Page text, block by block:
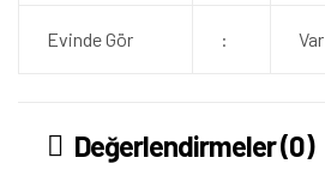
Evinde Gör : Var
Değerlendirmeler (0)